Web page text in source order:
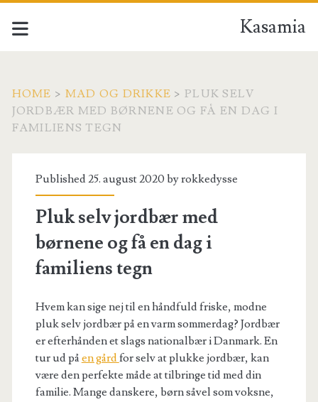
Kasamia
HOME > MAD OG DRIKKE >PLUK SELV
JORDBÆR MED BØRNENE OG FÅ EN DAG I
FAMILIENS TEGN
Published 25. august 2020 byrokkedysse
Pluk selv jordbær med
børnene og få en dag i
familiens tegn
Hvem kan sige nej til en håndfuld friske, modne
pluk selv jordbær på en varm sommerdag? Jordbær
er efterhånden et slags nationalbær i Danmark. En
tur ud påen gårdfor selv at plukke jordbær, kan
være den perfekte måde at tilbringe tid med din
familie. Mange danskere, børn såvel som voksne,